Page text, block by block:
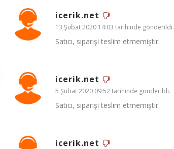
icerik.net
13 Şubat 2020 14:03 tarihinde gönderildi.
Satıcı, siparişi teslim etmemiştir.
icerik.net
5 Şubat 2020 09:52 tarihinde gönderildi.
Satıcı, siparişi teslim etmemiştir.
icerik.net